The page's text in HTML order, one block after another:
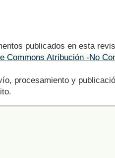
publicados en esta
Commons Atribución -No
procesamiento y